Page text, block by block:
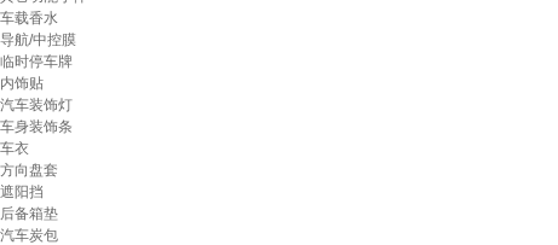
车载香水
导航/中控膜
临时停车牌
内饰贴
汽车装饰灯
车身装饰条
车衣
方向盘套
遮阳挡
后备箱垫
汽车炭包